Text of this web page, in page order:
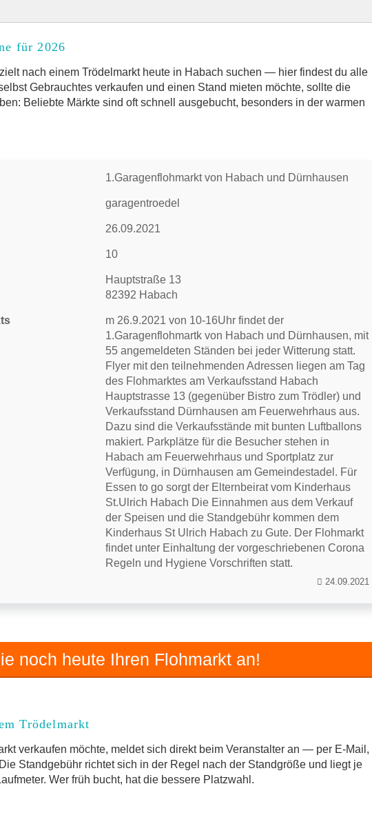
Trödelmarkt
und Umgebung
für 2026
nach einem Trödelmarkt heute in Habach suchen — hier findest du alle
Gebrauchtes verkaufen und einen Stand mieten möchte, sollte die
Beliebte Märkte sind oft schnell ausgebucht, besonders in der warmen
1.Garagenflohmarkt von Habach und Dürnhausen
garagentroedel
26.09.2021
10
Hauptstraße 13
82392 Habach
m 26.9.2021 von 10-16Uhr findet der
1.Garagenflohmartk von Habach und Dürnhausen, mit
55 angemeldeten Ständen bei jeder Witterung statt.
Flyer mit den teilnehmenden Adressen liegen am Tag
des Flohmarktes am Verkaufsstand Habach
Hauptstrasse 13 (gegenüber Bistro zum Trödler) und
Verkaufsstand Dürnhausen am Feuerwehrhaus aus.
Dazu sind die Verkaufsstände mit bunten Luftballons
makiert. Parkplätze für die Besucher stehen in
Habach am Feuerwehrhaus und Sportplatz zur
Verfügung, in Dürnhausen am Gemeindestadel. Für
Essen to go sorgt der Elternbeirat vom Kinderhaus
St.Ulrich Habach Die Einnahmen aus dem Verkauf
der Speisen und die Standgebühr kommen dem
Kinderhaus St Ulrich Habach zu Gute. Der Flohmarkt
findet unter Einhaltung der vorgeschriebenen Corona
Regeln und Hygiene Vorschriften statt.
24.09.2021
noch heute Ihren Flohmarkt an!
Trödelmarkt
verkaufen möchte, meldet sich direkt beim Veranstalter an — per E-Mail,
Standgebühr richtet sich in der Regel nach der Standgröße und liegt je
Wer früh bucht, hat die bessere Platzwahl.